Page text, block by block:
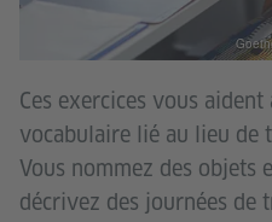
Ces exercices vous
vocabulaire lié au lieu de
Vous nommez des objets
décrivez des journées de